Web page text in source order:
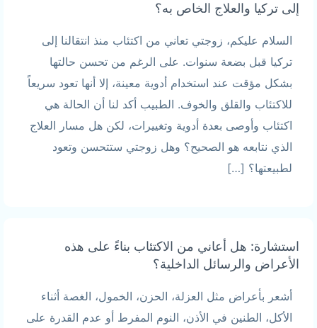
إلى تركيا والعلاج الخاص به؟
السلام عليكم، زوجتي تعاني من اكتئاب منذ انتقالنا إلى
تركيا قبل بضعة سنوات. على الرغم من تحسن حالتها
بشكل مؤقت عند استخدام أدوية معينة، إلا أنها تعود سريعاً
للاكتئاب والقلق والخوف. الطبيب أكد لنا أن الحالة هي
اكتئاب وأوصى بعدة أدوية وتغييرات، لكن هل مسار العلاج
الذي نتابعه هو الصحيح؟ وهل زوجتي ستتحسن وتعود
لطبيعتها؟ […]
استشارة: هل أعاني من الاكتئاب بناءً على هذه
الأعراض والرسائل الداخلية؟
أشعر بأعراض مثل العزلة، الحزن، الخمول، الغصة أثناء
الأكل، الطنين في الأذن، النوم المفرط أو عدم القدرة على